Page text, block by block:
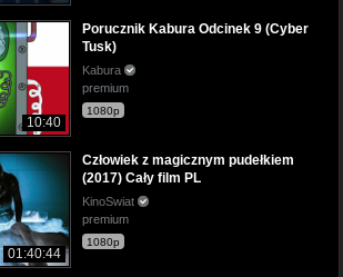
10:40
Porucznik Kabura Odcinek 9 (Cyber
Tusk)
Kabura
premium
1080p
01:40:44
Człowiek z magicznym pudełkiem
(2017) Cały film PL
KinoSwiat
premium
1080p